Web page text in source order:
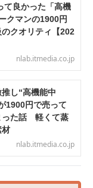
て良かった「高機
クマンの1900円
クオリティ【202
nlab.itmedia.co.jp
推し“高機能中
1900円で売って
った話 軽くて蒸
材
nlab.itmedia.co.jp